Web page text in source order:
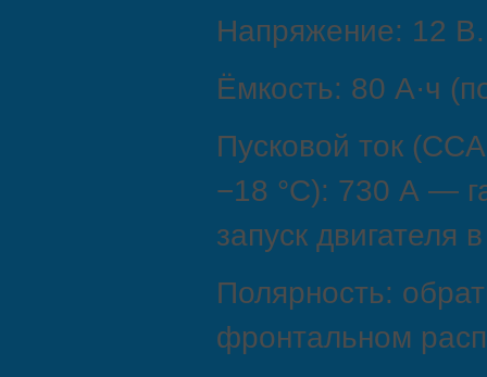
Напряжение: 12 В.
Ёмкость: 80 А·ч
Пусковой ток
−18 °C): 730 А —
запуск двигателя
Полярность:
фронтальном